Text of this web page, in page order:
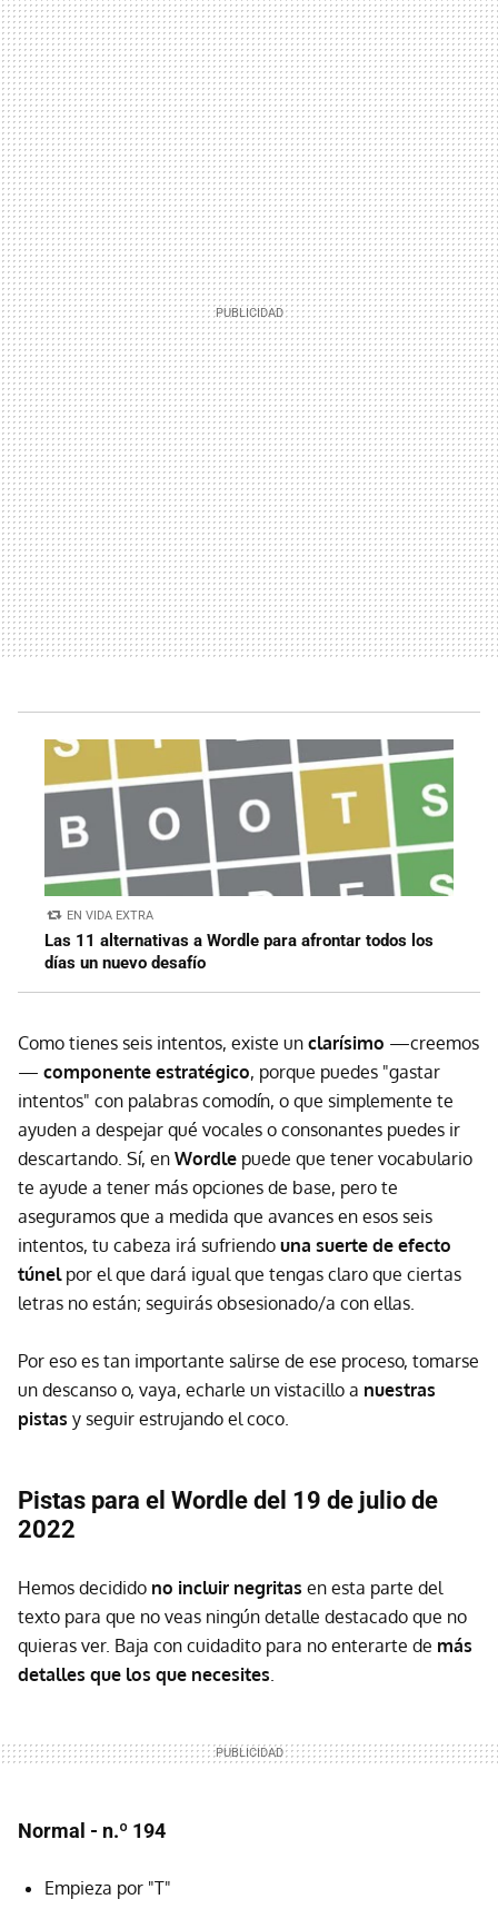
EN VIDA EXTRA
Las 11 alternativas a Wordle para afrontar todos los
días un nuevo desafío
Como tienes seis intentos, existe un clarísimo —creemos
— componente estratégico, porque puedes "gastar
intentos" con palabras comodín, o que simplemente te
ayuden a despejar qué vocales o consonantes puedes ir
descartando. Sí, en Wordle puede que tener vocabulario
te ayude a tener más opciones de base, pero te
aseguramos que a medida que avances en esos seis
intentos, tu cabeza irá sufriendo una suerte de efecto
túnel por el que dará igual que tengas claro que ciertas
letras no están; seguirás obsesionado/a con ellas.
Por eso es tan importante salirse de ese proceso, tomarse
un descanso o, vaya, echarle un vistacillo a nuestras
pistas y seguir estrujando el coco.
Pistas para el Wordle del 19 de julio de
2022
Hemos decidido no incluir negritas en esta parte del
texto para que no veas ningún detalle destacado que no
quieras ver. Baja con cuidadito para no enterarte de más
detalles que los que necesites
Normal - n.º 194
Empieza por "T"